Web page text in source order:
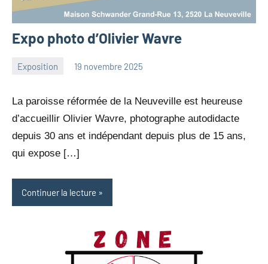
Expo photo d’Olivier Wavre
Exposition 19 novembre 2025
Christian
Aucun
La paroisse réformée de la Neuveville est heureuse
d’accueillir Olivier Wavre, photographe autodidacte
depuis 30 ans et indépendant depuis plus de 15 ans,
qui expose […]
Continuer la lecture